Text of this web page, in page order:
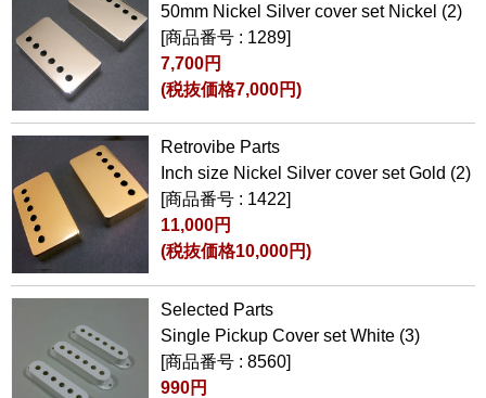
50mm Nickel Silver cover set Nickel (2)
[商品番号 : 1289]
7,700円
(税抜価格7,000円)
Retrovibe Parts
Inch size Nickel Silver cover set Gold (2)
[商品番号 : 1422]
11,000円
(税抜価格10,000円)
Selected Parts
Single Pickup Cover set White (3)
[商品番号 : 8560]
990円